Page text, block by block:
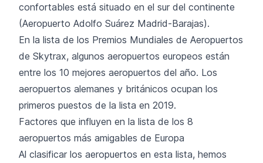
confortables está situado en el sur del continente
(Aeropuerto Adolfo Suárez Madrid-Barajas).
En la lista de los Premios Mundiales de Aeropuertos
de Skytrax, algunos aeropuertos europeos están
entre los 10 mejores aeropuertos del año. Los
aeropuertos alemanes y británicos ocupan los
primeros puestos de la lista en 2019.
Factores que influyen en la lista de los 8
aeropuertos más amigables de Europa
Al clasificar los aeropuertos en esta lista, hemos